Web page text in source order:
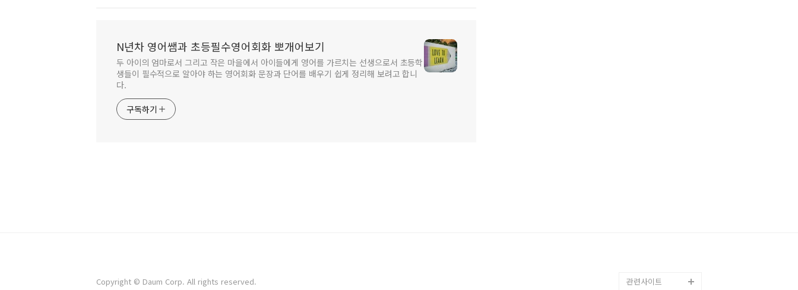
N년차 영어쌤과 초등필수영어회화 뽀개어보기
두 아이의 엄마로서 그리고 작은 마을에서 아이들에게 영어를 가르치는 선생으로서 초등학
생들이 필수적으로 알아야 하는 영어회화 문장과 단어를 배우기 쉽게 정리해 보려고 합니
다.
구독하기
Copyright © Daum Corp. All rights reserved. 관련사이트